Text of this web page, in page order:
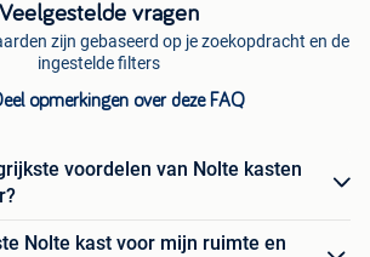
Veelgestelde vragen
zijn gebaseerd op je zoekopdracht en de
ingestelde filters
opmerkingen over deze FAQ
voordelen van Nolte kasten
Nolte kast voor mijn ruimte en